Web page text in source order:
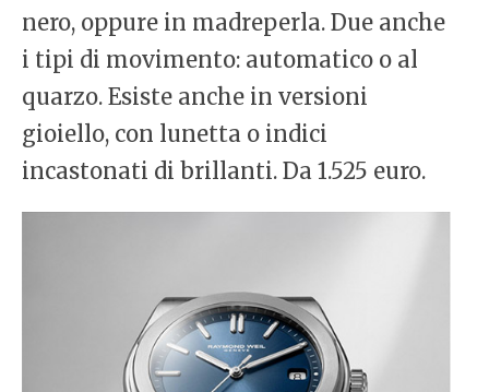
nero, oppure in madreperla. Due anche
i tipi di movimento: automatico o al
quarzo. Esiste anche in versioni
gioiello, con lunetta o indici
incastonati di brillanti. Da 1.525 euro.